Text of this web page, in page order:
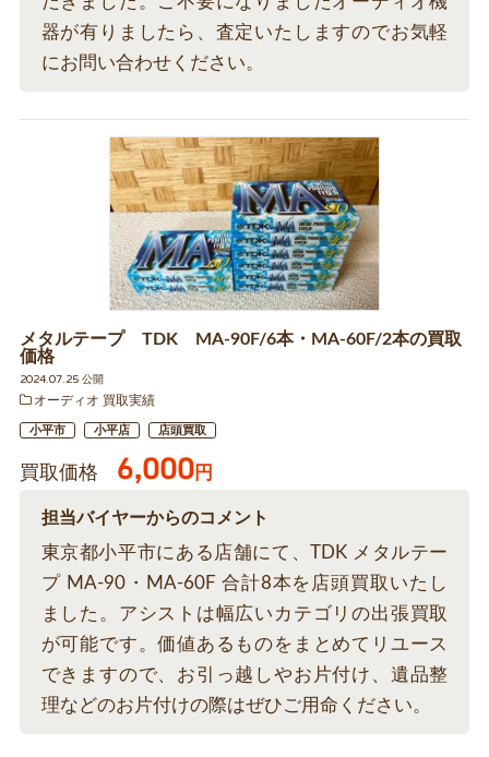
器が有りましたら、査定いたしますのでお気軽
にお問い合わせください。
メタルテープ TDK MA-90F/6本・MA-60F/2本の買取
価格
2024.07.25 公開
オーディオ 買取実績
小平市 小平店 店頭買取
買取価格 6,000円
担当バイヤーからのコメント
東京都小平市にある店舗にて、TDK メタルテー
プ MA-90・MA-60F 合計8本を店頭買取いたし
ました。アシストは幅広いカテゴリの出張買取
が可能です。価値あるものをまとめてリユース
できますので、お引っ越しやお片付け、遺品整
理などのお片付けの際はぜひご用命ください。